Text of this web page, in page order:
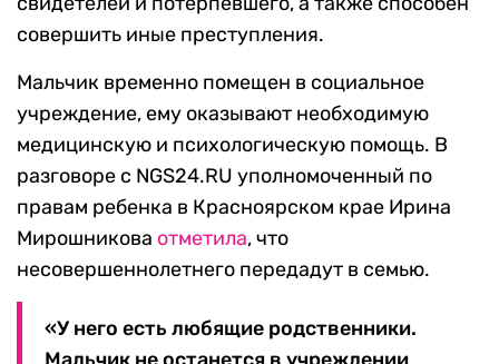
совершить иные преступления.
Мальчик временно помещен в социальное
учреждение, ему оказывают необходимую
медицинскую и психологическую помощь. В
разговоре с NGS24.RU уполномоченный по
правам ребенка в Красноярском крае Ирина
Мирошникова отметила, что
несовершеннолетнего передадут в семью.
«У него есть любящие родственники.